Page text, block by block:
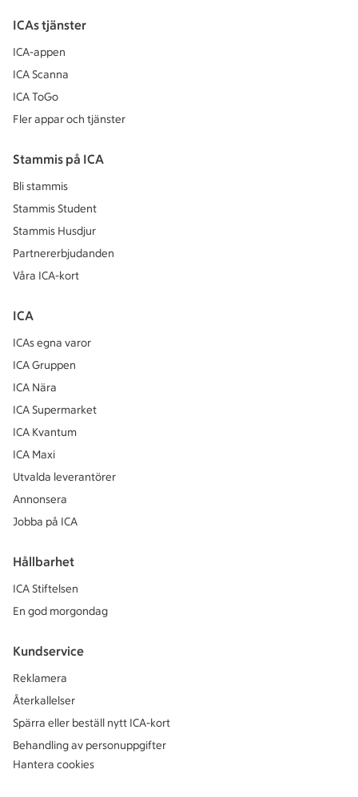
ICAs tjänster
ICA-appen
ICA Scanna
ICA ToGo
Fler appar och tjänster
Stammis på ICA
Bli stammis
Stammis Student
Stammis Husdjur
Partnererbjudanden
Våra ICA-kort
ICA
ICAs egna varor
ICA Gruppen
ICA Nära
ICA Supermarket
ICA Kvantum
ICA Maxi
Utvalda leverantörer
Annonsera
Jobba på ICA
Hållbarhet
ICA Stiftelsen
En god morgondag
Kundservice
Reklamera
Återkallelser
Spärra eller beställ nytt ICA-kort
Behandling av personuppgifter
Hantera cookies